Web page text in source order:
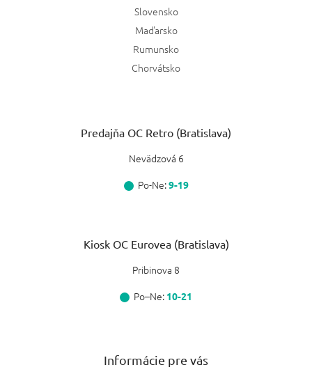
Slovensko
Maďarsko
Rumunsko
Chorvátsko
Predajňa OC Retro (Bratislava)
Nevädzová 6
Po-Ne:9-19
Kiosk OC Eurovea (Bratislava)
Pribinova 8
Po–Ne: 10-21
Informácie pre vás